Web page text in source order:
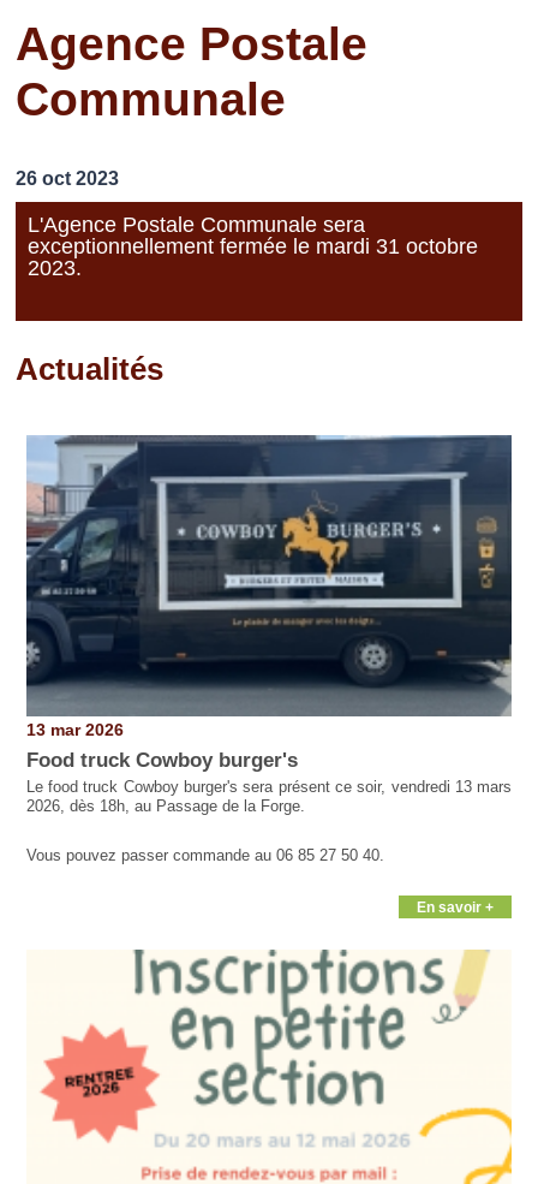
La mairie
Découvrir Pierrefitte
Vos professionnels
Loisirs
Agence Postale
Communale
26 oct 2023
L'Agence Postale Communale sera
exceptionnellement fermée le mardi 31 octobre
2023.
Actualités
13 mar 2026
Food truck Cowboy burger's
Le food truck Cowboy burger's sera présent ce soir, vendredi 13 mars
2026, dès 18h, au Passage de la Forge.
Vous pouvez passer commande au 06 85 27 50 40.
En savoir +
Pages